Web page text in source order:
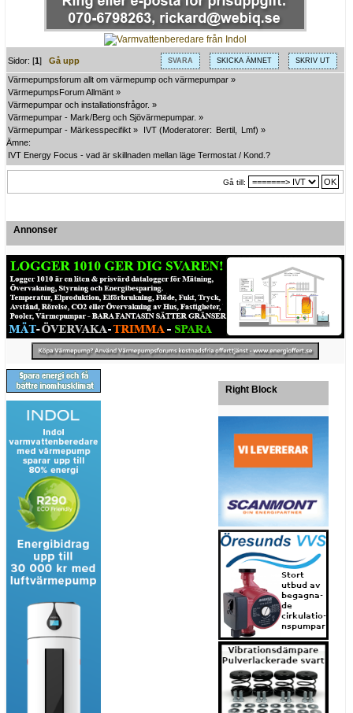
SVARA SKICKA ÄMNET SKRIV UT
Sidor: [1]Gå upp
Värmepumpsforum allt om värmepump och värmepumpar »
VärmepumpsForum Allmänt »
Värmepumpar och installationsfrågor. »
Värmepumpar - Mark/Berg och Sjövärmepumpar. »
Värmepumpar - Märkesspecifikt » IVT (Moderatorer: Bertil Lmf) »
Ämne:
IVT Energy Focus - vad är skillnaden mellan läge Termostat / Kond.?
Gå till:
Annonser
Right Block